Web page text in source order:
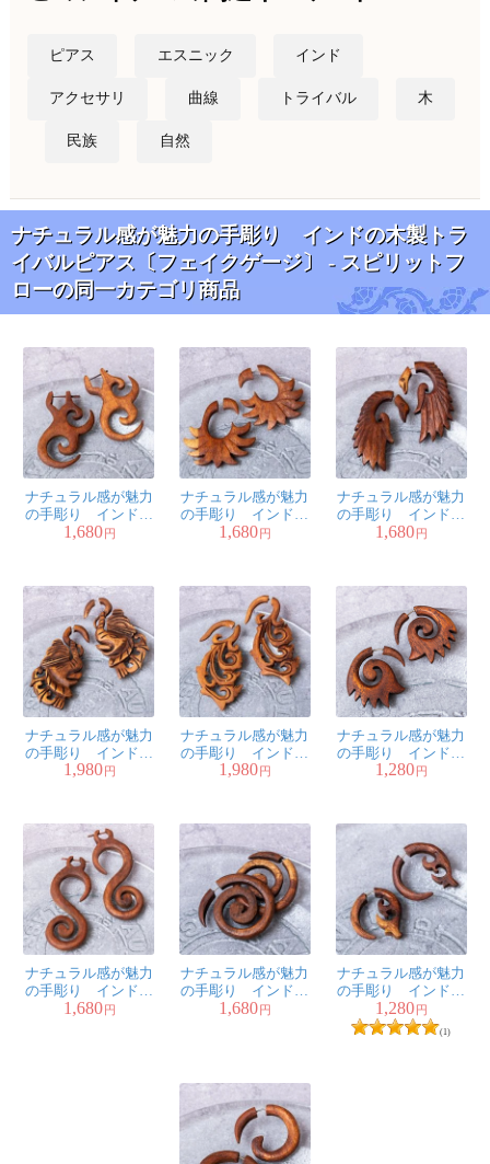
ピアス エスニック インド
アクセサリ 曲線 トライバル 木
民族 自然
ナチュラル感が魅力の手彫り インドの木製トラ
イバルピアス〔フェイクゲージ〕 - スピリットフ
ローの同一カテゴリ商品
ナチュラル感が魅力
の手彫り インドの
木製トライバルピア
1,680円
ナチュラル感が魅力
の手彫り インドの
木製トライバルピア
1,680円
ナチュラル感が魅力
の手彫り インドの
木製トライバルピア
1,680円
ナチュラル感が魅力
の手彫り インドの
木製トライバルピア
1,980 円
ナチュラル感が魅力
の手彫り インドの
木製トライバルピア
1,980 円
ナチュラル感が魅力
の手彫り インドの
木製トライバルピア
1,280 円
ナチュラル感が魅力
の手彫り インドの
木製トライバルピア
1,680円
ナチュラル感が魅力
の手彫り インドの
木製トライバルピア
1,680円
ナチュラル感が魅力
の手彫り インドの
木製トライバルピア
ス〔フェイクゲー
1,280円
(1)